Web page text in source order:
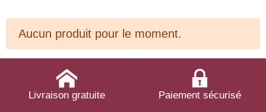
Aucun produit pour le moment.
Livraison gratuite Paiement sécurisé